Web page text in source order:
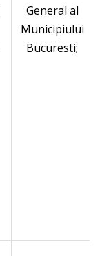
General al
Municipiului
Bucuresti;